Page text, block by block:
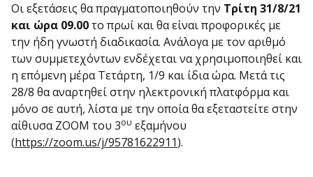
Οι εξετάσεις θα πραγματοποιηθούν την Τρίτη 31/8/21
και ώρα 09.00το πρωί και θα είναι προφορικές με
την ήδη γνωστή διαδικασία. Ανάλογα με τον αριθμό
των συμμετεχόντων ενδέχεται να χρησιμοποιηθεί και
η επόμενη μέρα Τετάρτη, 1/9 και ίδια ώρα. Μετά τις
28/8 θα αναρτηθεί στην ηλεκτρονική πλατφόρμα και
μόνο σε αυτή, λίστα με την οποία θα εξεταστείτε στην
αίθιυσα ΖΟΟΜ του 3ου εξαμήνου
(https://zoom.us/j/95781622911).